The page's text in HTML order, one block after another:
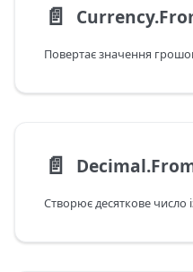
📄️
📄️
Створює десяткове число